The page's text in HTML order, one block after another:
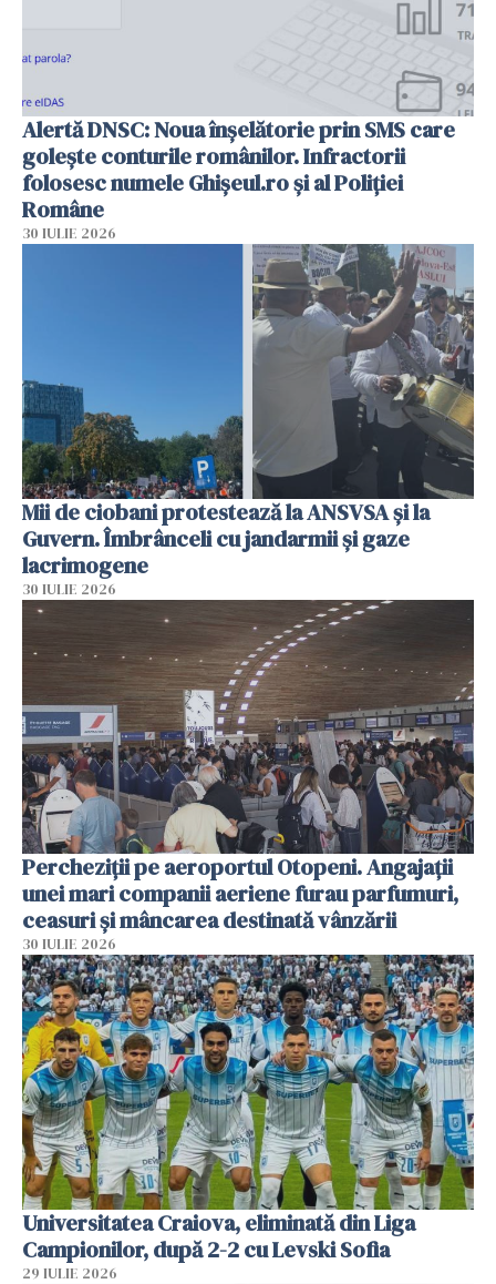
Alertă DNSC: Noua înșelătorie prin SMS care
golește conturile românilor. Infractorii
folosesc numele Ghișeul.ro și al Poliției
Române
30 IULIE 2026
Mii de ciobani protestează la ANSVSA și la
Guvern. Îmbrânceli cu jandarmii și gaze
lacrimogene
30 IULIE 2026
Percheziții pe aeroportul Otopeni. Angajații
unei mari companii aeriene furau parfumuri,
ceasuri și mâncarea destinată vânzării
30 IULIE 2026
Universitatea Craiova, eliminată din Liga
Campionilor, după 2-2 cu Levski Sofia
29 IULIE 2026